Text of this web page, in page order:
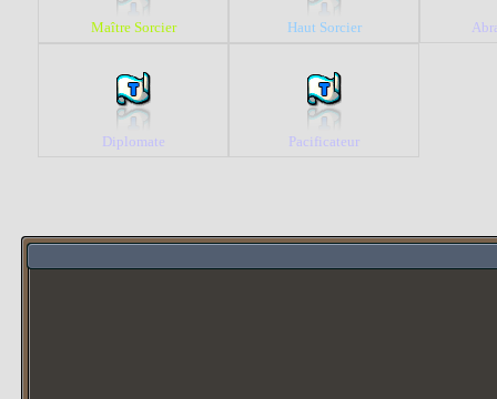
Maître Sorcier Haut Sorcier
Diplomate Pacificateur